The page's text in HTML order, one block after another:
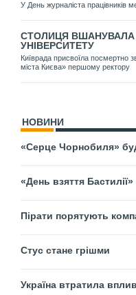
У День журналіста працівників
СТОЛИЦЯ
УНІВЕРСИТЕТУ
Київрада присвоїла посмертно
міста Києва» першому ректору
НОВИНИ
«Серце Чорнобиля»
«День взяття
Пірати порятують
Стус стане грішми
Україна втратила